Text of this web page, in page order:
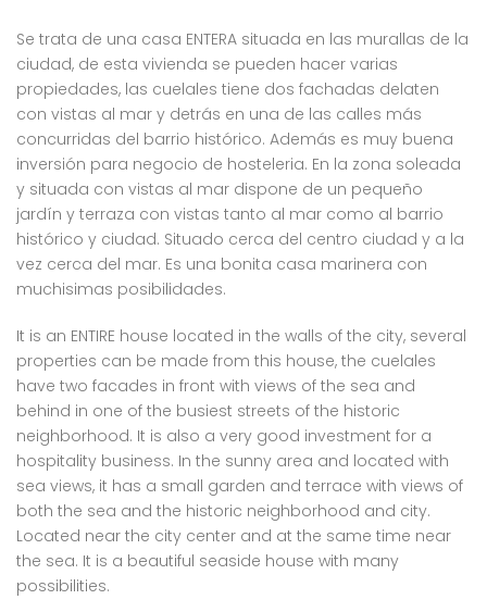
Se trata de una casa ENTERA situada en las murallas de la
ciudad, de esta vivienda se pueden hacer varias
propiedades, las cuelales tiene dos fachadas delaten
con vistas al mar y detrás en una de las calles más
concurridas del barrio histórico. Además es muy buena
inversión para negocio de hosteleria. En la zona soleada
y situada con vistas al mar dispone de un pequeño
jardín y terraza con vistas tanto al mar como al barrio
histórico y ciudad. Situado cerca del centro ciudad y a la
vez cerca del mar. Es una bonita casa marinera con
muchisimas posibilidades.
It is an ENTIRE house located in the walls of the city, several
properties can be made from this house, the cuelales
have two facades in front with views of the sea and
behind in one of the busiest streets of the historic
neighborhood. It is also a very good investment for a
hospitality business. In the sunny area and located with
sea views, it has a small garden and terrace with views of
both the sea and the historic neighborhood and city.
Located near the city center and at the same time near
the sea. It is a beautiful seaside house with many
possibilities.